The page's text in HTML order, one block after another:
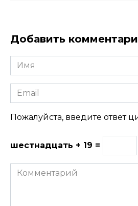
Добавить
Имя
Email
Пожалуйста, введите ответ
шестнадцать + 19 =
Комментарий